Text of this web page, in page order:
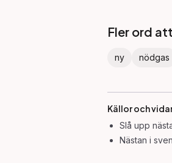
Fler ord
ny nödgas
Källor och
Slå upp
Nästan i